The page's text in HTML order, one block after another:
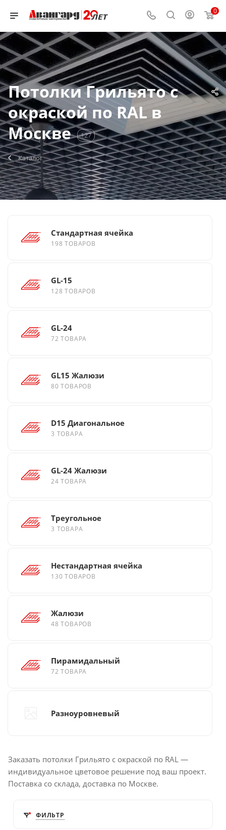
0
Потолки Грильято с
окраской по RAL в
Москве
127
Каталог
Стандартная ячейка
198 ТОВАРОВ
GL-15
128 ТОВАРОВ
GL-24
72 ТОВАРА
GL15 Жалюзи
80 ТОВАРОВ
D15 Диагональное
3 ТОВАРА
GL-24 Жалюзи
24 ТОВАРА
Треугольное
3 ТОВАРА
Нестандартная ячейка
130 ТОВАРОВ
Жалюзи
48 ТОВАРОВ
Пирамидальный
72 ТОВАРА
Разноуровневый
Заказать потолки Грильято с окраской по RAL —
индивидуальное цветовое решение под ваш проект.
Поставка со склада, доставка по Москве.
ФИЛЬТР